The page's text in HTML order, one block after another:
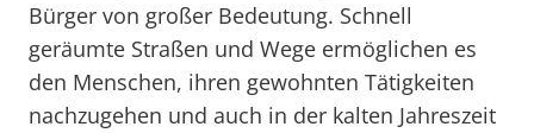
Bürger von großer Bedeutung. Schnell
geräumte Straßen und Wege ermöglichen es
den Menschen, ihren gewohnten Tätigkeiten
nachzugehen und auch in der kalten Jahreszeit